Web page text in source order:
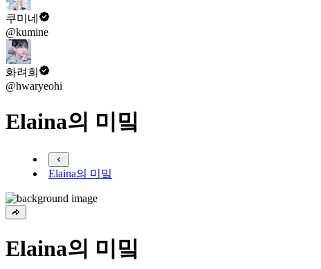
쿠미네
@kumine
화려희
@hwaryeohi
Elaina의 미밐
Elaina의 미밐
Elaina의 미밐